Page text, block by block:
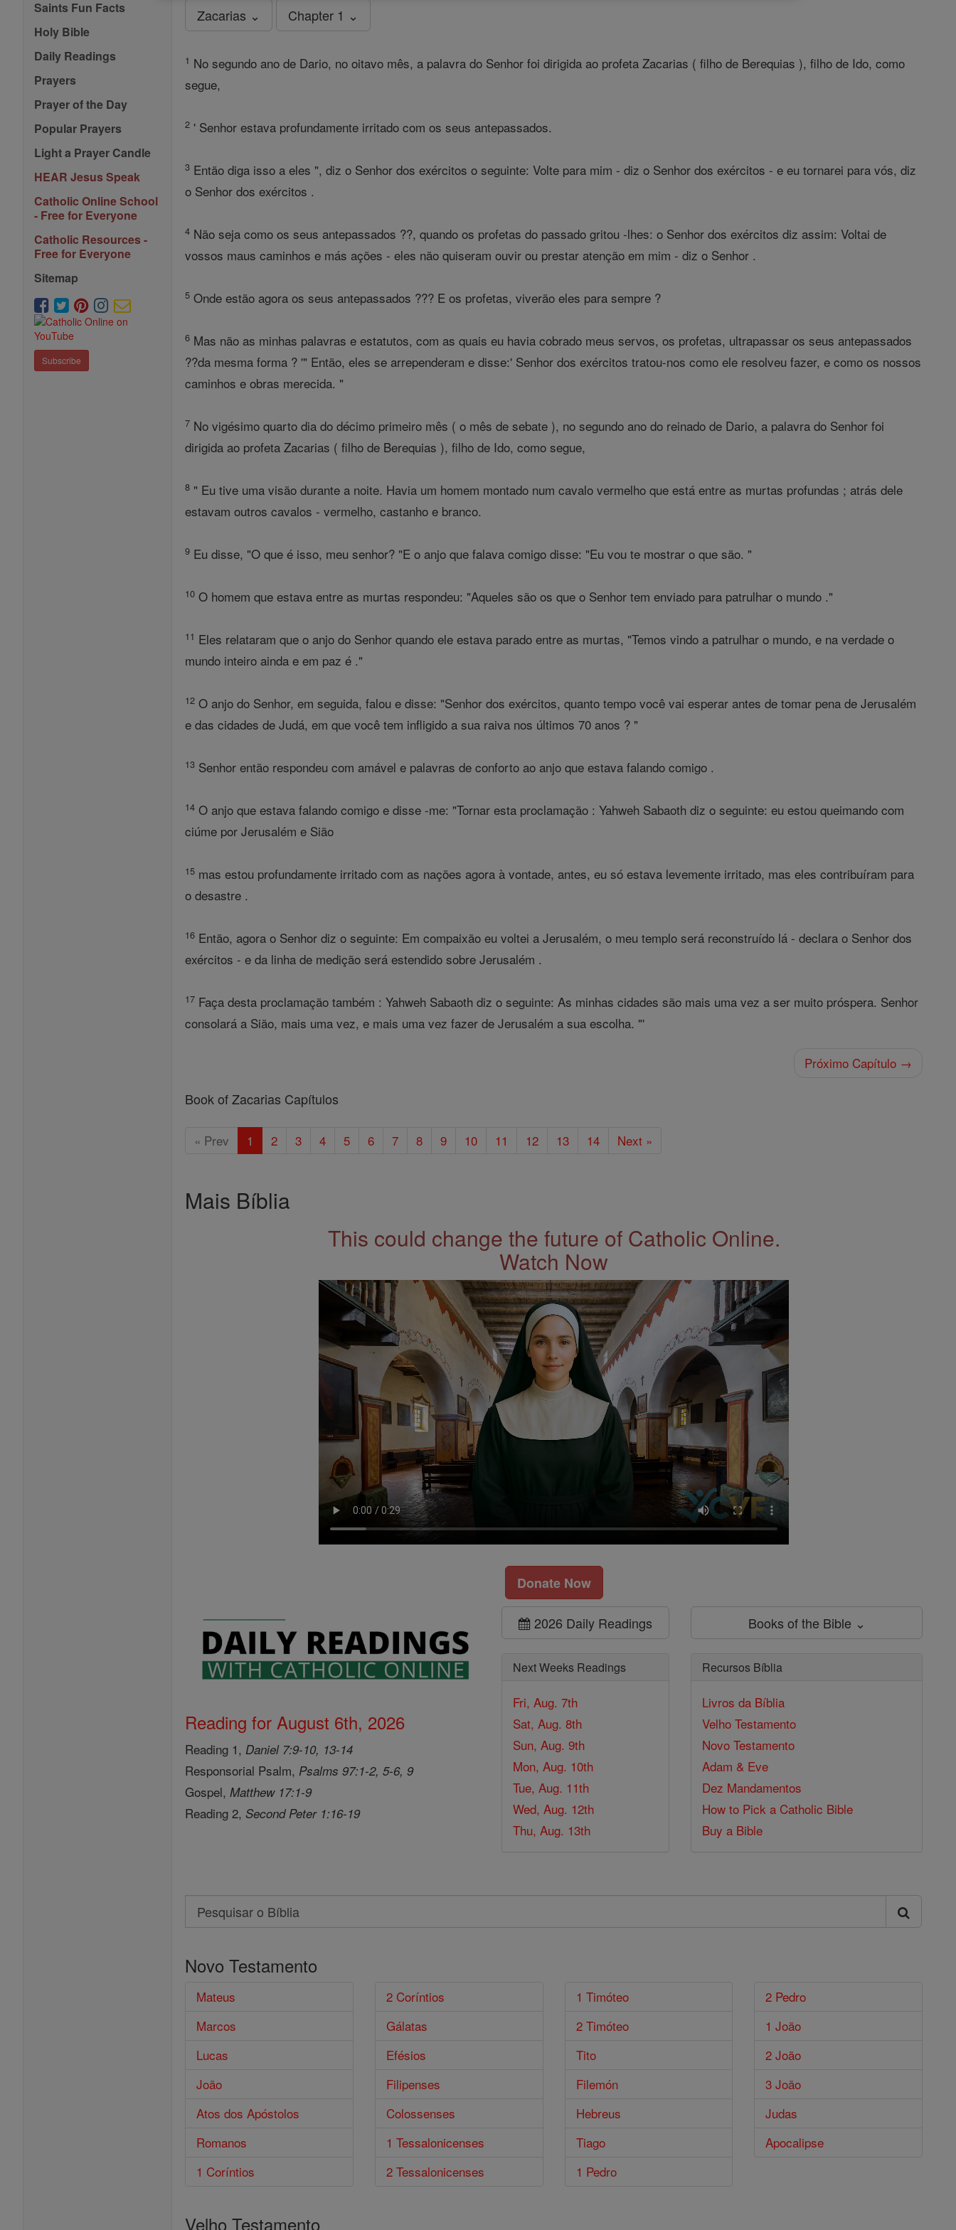
Saints Fun Facts
Holy Bible
Daily Readings
Prayers
Prayer of the Day
Popular Prayers
Light a Prayer Candle
HEAR Jesus Speak
Catholic Online School
- Free for Everyone
Catholic Resources -
Free for Everyone
Sitemap
Subscribe
Zacarias ⌄ Chapter 1 ⌄
1 No segundo ano de Dario, no oitavo mês, a palavra do Senhor foi dirigida ao profeta Zacarias ( filho de Berequias ), filho de Ido, como
segue,
2 ' Senhor estava profundamente irritado com os seus antepassados.
3 Então diga isso a eles ", diz o Senhor dos exércitos o seguinte: Volte para mim - diz o Senhor dos exércitos - e eu tornarei para vós, diz
o Senhor dos exércitos .
4 Não seja como os seus antepassados ??, quando os profetas do passado gritou -lhes: o Senhor dos exércitos diz assim: Voltai de
vossos maus caminhos e más ações - eles não quiseram ouvir ou prestar atenção em mim - diz o Senhor .
5 Onde estão agora os seus antepassados ??? E os profetas, viverão eles para sempre ?
6 Mas não as minhas palavras e estatutos, com as quais eu havia cobrado meus servos, os profetas, ultrapassar os seus antepassados
??da mesma forma ? '" Então, eles se arrependeram e disse:' Senhor dos exércitos tratou-nos como ele resolveu fazer, e como os nossos
caminhos e obras merecida. "
7 No vigésimo quarto dia do décimo primeiro mês ( o mês de sebate ), no segundo ano do reinado de Dario, a palavra do Senhor foi
dirigida ao profeta Zacarias ( filho de Berequias ), filho de Ido, como segue,
8 " Eu tive uma visão durante a noite. Havia um homem montado num cavalo vermelho que está entre as murtas profundas ; atrás dele
estavam outros cavalos - vermelho, castanho e branco.
9 Eu disse, "O que é isso, meu senhor? "E o anjo que falava comigo disse: "Eu vou te mostrar o que são. "
10 O homem que estava entre as murtas respondeu: "Aqueles são os que o Senhor tem enviado para patrulhar o mundo ."
11 Eles relataram que o anjo do Senhor quando ele estava parado entre as murtas, "Temos vindo a patrulhar o mundo, e na verdade o
mundo inteiro ainda e em paz é ."
12 O anjo do Senhor, em seguida, falou e disse: "Senhor dos exércitos, quanto tempo você vai esperar antes de tomar pena de Jerusalém
e das cidades de Judá, em que você tem infligido a sua raiva nos últimos 70 anos ? "
13 Senhor então respondeu com amável e palavras de conforto ao anjo que estava falando comigo .
14 O anjo que estava falando comigo e disse -me: "Tornar esta proclamação : Yahweh Sabaoth diz o seguinte: eu estou queimando com
ciúme por Jerusalém e Sião
15 mas estou profundamente irritado com as nações agora à vontade, antes, eu só estava levemente irritado, mas eles contribuíram para
o desastre .
16 Então, agora o Senhor diz o seguinte: Em compaixão eu voltei a Jerusalém, o meu templo será reconstruído lá - declara o Senhor dos
exércitos - e da linha de medição será estendido sobre Jerusalém .
17 Faça desta proclamação também : Yahweh Sabaoth diz o seguinte: As minhas cidades são mais uma vez a ser muito próspera. Senhor
consolará a Sião, mais uma vez, e mais uma vez fazer de Jerusalém a sua escolha. "'
Próximo Capítulo →
Book of Zacarias Capítulos
« Prev 1 2 3 4 5 6 7 8 9 10 11 12 13 14 Next »
Mais Bíblia
This could change the future of Catholic Online.
Watch Now
Donate Now
Reading for August 6th, 2026
Reading 1, Daniel 7:9-10, 13-14
Responsorial Psalm, Psalms 97:1-2, 5-6, 9
Gospel,Matthew 17:1-9
Reading 2,Second Peter 1:16-19
2026 Daily Readings
Next Weeks Readings
Fri, Aug. 7th
Sat, Aug. 8th
Sun, Aug. 9th
Mon, Aug. 10th
Tue, Aug. 11th
Wed, Aug. 12th
Thu, Aug. 13th
Books of the Bible ⌄
Recursos Bíblia
Livros da Bíblia
Velho Testamento
Novo Testamento
Adam & Eve
Dez Mandamentos
How to Pick a Catholic Bible
Buy a Bible
Search
Pesquisar
Bíblia
Novo Testamento
Mateus
Marcos
Lucas
João
Atos dos Apóstolos
Romanos
1 Coríntios
2 Coríntios
Gálatas
Efésios
Filipenses
Colossenses
1 Tessalonicenses
2 Tessalonicenses
1 Timóteo
2 Timóteo
Tito
Filemón
Hebreus
Tiago
1 Pedro
2 Pedro
1 João
2 João
3 João
Judas
Apocalipse
Velho Testamento